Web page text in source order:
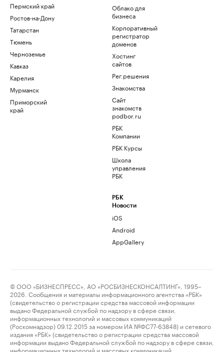
Пермский край
Ростов-на-Дону
Татарстан
Тюмень
Черноземье
Кавказ
Карелия
Мурманск
Приморский
край
Облако для
бизнеса
Корпоративный
регистратор
доменов
Хостинг
сайтов
Рег.решения
Знакомства
Сайт
знакомств
podbor.ru
РБК
Компании
РБК Курсы
Школа
управления
РБК
РБК
Новости
iOS
Android
AppGallery
© ООО «БИЗНЕСПРЕСС», АО «РОСБИЗНЕСКОНСАЛТИНГ», 1995–
2026. Сообщения и материалы информационного агентства «РБК»
(свидетельство о регистрации средства массовой информации
выдано Федеральной службой по надзору в сфере связи,
информационных технологий и массовых коммуникаций
(Роскомнадзор) 09.12.2015 за номером ИА №ФС77-63848) и сетевого
издания «РБК» (свидетельство о регистрации средства массовой
информации выдано Федеральной службой по надзору в сфере связи,
информационных технологий и массовых коммуникаций